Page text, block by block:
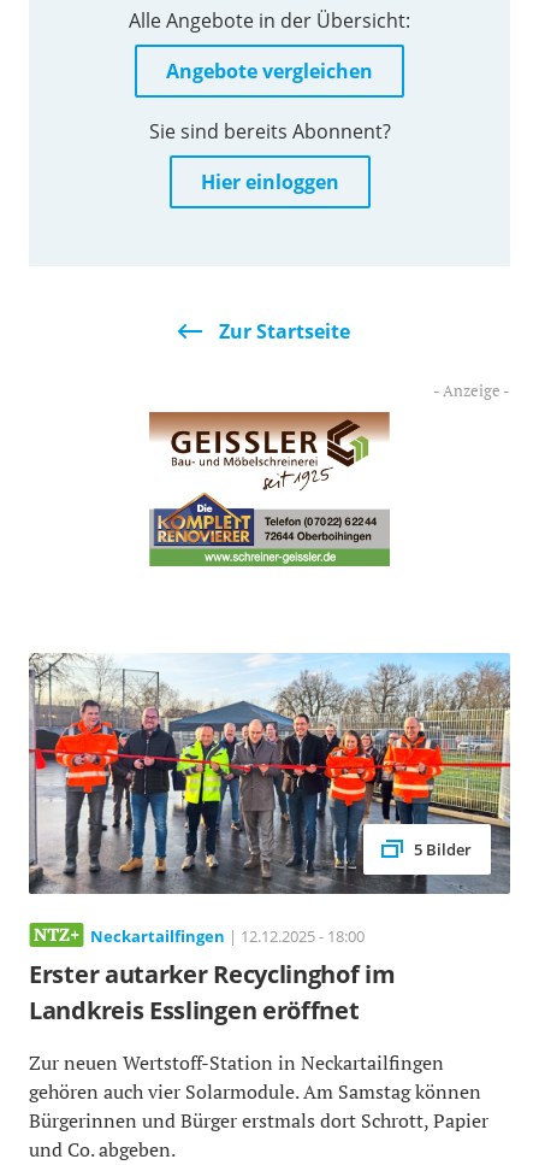
Alle Angebote in der Übersicht:
Angebote vergleichen
Sie sind bereits Abonnent?
Hier einloggen
Zur Startseite
5 Bilder
Neckartailfingen | 12.12.2025 - 18:00
Erster autarker Recyclinghof im
Landkreis Esslingen eröffnet
Zur neuen Wertstoff-Station in Neckartailfingen
gehören auch vier Solarmodule. Am Samstag können
Bürgerinnen und Bürger erstmals dort Schrott, Papier
und Co. abgeben.